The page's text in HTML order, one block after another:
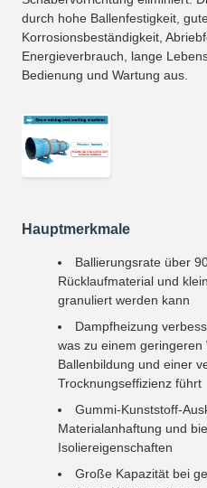
durch hohe Ballenfestigkeit,
Korrosionsbeständigkeit,
Energieverbrauch, lange
Bedienung und Wartung aus.
Hauptmerkmale
Ballierungsrate über
Rücklaufmaterial und
granuliert werden kann
Dampfheizung
was zu einem
Ballenbildung und einer
Trocknungseffizienz führt
Gummi-Kunststoff-
Materialanhaftung und
Isoliereigenschaften
Große Kapazität bei